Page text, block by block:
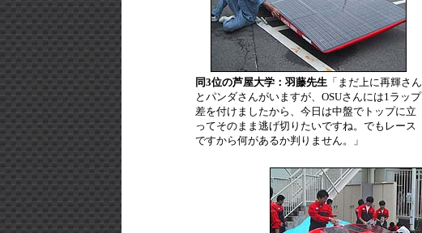
同3位の芦屋大学：羽藤先生 「まだ上に再輝さん
とパンダさんがいますが、OSUさんには1ラップ
差を付けましたから、今日は中盤でトップに立
ってそのまま逃げ切りたいですね。でもレース
ですから何があるか判りません。」